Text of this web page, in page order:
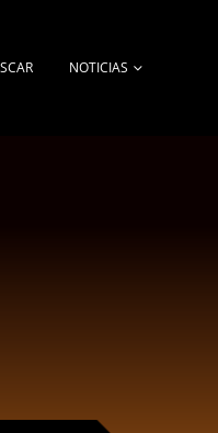
NOTICIAS